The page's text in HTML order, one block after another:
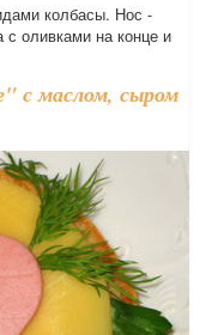
колбасы. Нос -
с оливками на конце и
с маслом, сыром